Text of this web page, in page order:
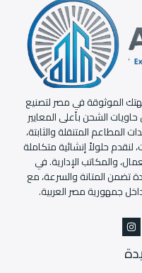
الموثوقة في مصر لتصنيع
الشحن بأعلى المعايير
المتنقلة والثابتة،
لنقدم حلولاً إنشائية متكاملة
والمكاتب الإدارية. في
تضمن المتانة والسرعة، مع
جمهورية مصر العربية.